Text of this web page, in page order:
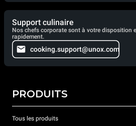
Support culinaire
Nos chefs corporate sont à votre disposition
rapidement.
cooking.support@unox.com
PRODUITS
Tous les produits